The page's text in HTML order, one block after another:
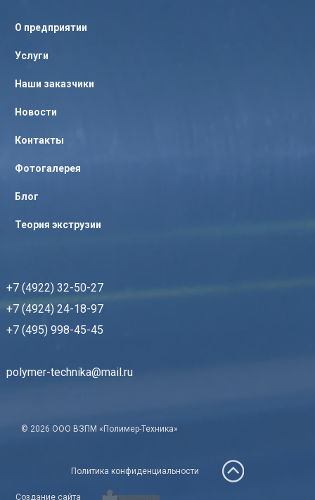
О предприятии
Услуги
Наши заказчики
Новости
Контакты
Фотогалерея
Блог
Теория экструзии
+7 (4922) 32-50-27
+7 (4924) 24-18-97
+7 (495) 998-45-45
polymer-technika@mail.ru
© 2026 ООО ВЗПМ «Полимер-Техника»
Политика конфиденциальности
Создание сайта